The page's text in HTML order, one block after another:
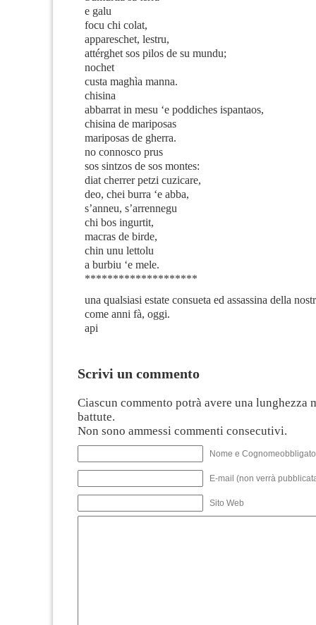
e galu
focu chi colat,
appareschet, lestru,
attérghet sos pilos de su mundu;
nochet
custa maghìa manna.
chisina
abbarrat in mesu ‘e poddiches ispantaos,
chisina de mariposas
mariposas de gherra.
no connosco prus
sos sintzos de sos montes:
diat cherrer petzi cuzicare,
deo, chei burra ‘e abba,
s’anneu, s’arrennegu
chi bos ingurtit,
macras de birde,
chin unu lettolu
a burbiu ‘e mele.
********************
una qualsiasi estate consueta ed assassina della
come anni fà, oggi.
api
Scrivi un commento
Ciascun commento potrà avere una lunghezza
battute.
Non sono ammessi commenti consecutivi.
Nome e
E-mail (non verrà
Sito Web